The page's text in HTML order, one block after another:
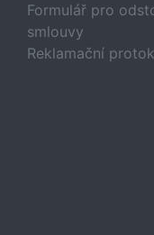
Formulář pro
smlouvy
Reklamační